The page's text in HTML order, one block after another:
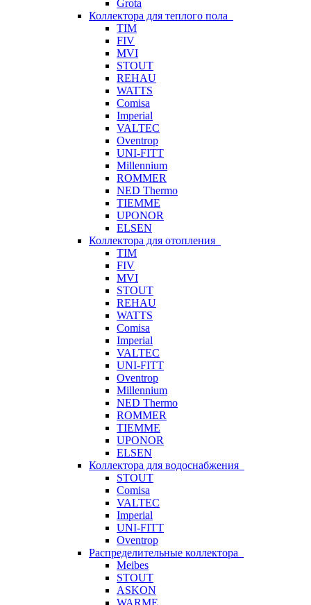
Grota
Коллектора для теплого пола
TIM
FIV
MVI
STOUT
REHAU
WATTS
Comisa
Imperial
VALTEC
Oventrop
UNI-FITT
Millennium
ROMMER
NED Thermo
TIEMME
UPONOR
ELSEN
Коллектора для отопления
TIM
FIV
MVI
STOUT
REHAU
WATTS
Comisa
Imperial
VALTEC
UNI-FITT
Oventrop
Millennium
NED Thermo
ROMMER
TIEMME
UPONOR
ELSEN
Коллектора для водоснабжения
STOUT
Comisa
VALTEC
Imperial
UNI-FITT
Oventrop
Распределительные коллектора
Meibes
STOUT
ASKON
WARME